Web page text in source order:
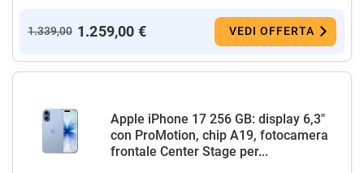
1.339,00 1.259,00 € VEDI OFFERTA
Apple iPhone 17 256 GB: display 6,3"
con ProMotion, chip A19, fotocamera
frontale Center Stage per...